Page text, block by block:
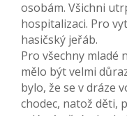
osobám. Všichni
hospitalizaci. Pro
hasičský jeřáb.
Pro všechny mladé
mělo být velmi
bylo, že se v dráze
chodec, natož děti,